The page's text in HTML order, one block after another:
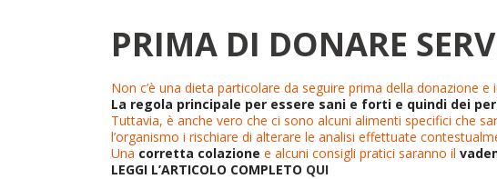
PRIMA DI DONARE
Non c’è una dieta particolare da seguire prima della donazione
La regola principale per essere sani e forti e quindi dei
Tuttavia, è anche vero che ci sono alcuni alimenti specifici che
l’organismo i rischiare di alterare le analisi effettuate
Una corretta colazione e alcuni consigli pratici saranno il
LEGGI L’ARTICOLO COMPLETO QUI